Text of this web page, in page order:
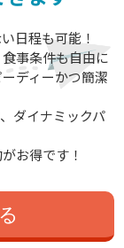
日程も可能！
事条件も自由に
ディーかつ簡潔
ダイナミックパ
お得です！